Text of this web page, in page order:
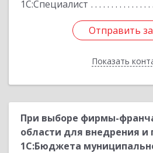
1С:Специалист
Отправить
Показать
Отправить
Назад
При выборе фирмы-
области для внедрения
1С:Бюджета